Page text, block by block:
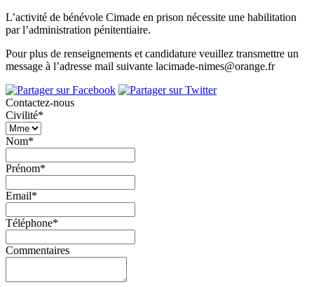
L’activité de bénévole Cimade en prison nécessite une habilitation
par l’administration pénitentiaire.
Pour plus de renseignements et candidature veuillez transmettre un
message à l’adresse mail suivante lacimade-nimes@orange.fr
Contactez-nous
Civilité*
Nom*
Prénom*
Email*
Téléphone*
Commentaires